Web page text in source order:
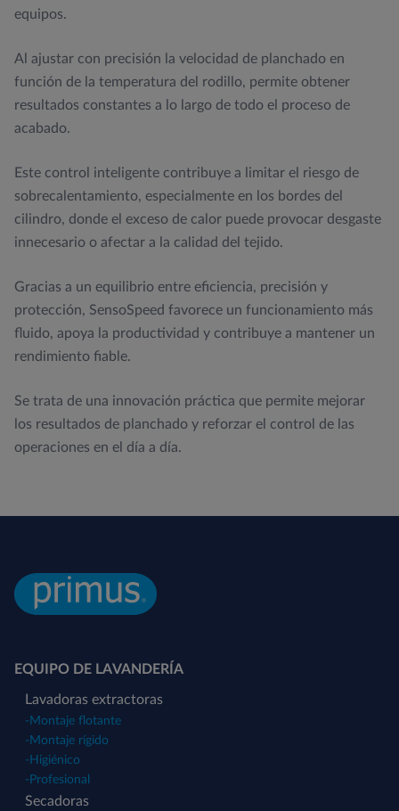
equipos.
Al ajustar con precisión la velocidad de planchado en
función de la temperatura del rodillo, permite obtener
resultados constantes a lo largo de todo el proceso de
acabado.
Este control inteligente contribuye a limitar el riesgo de
sobrecalentamiento, especialmente en los bordes del
cilindro, donde el exceso de calor puede provocar desgaste
innecesario o afectar a la calidad del tejido.
Gracias a un equilibrio entre eficiencia, precisión y
protección, SensoSpeed favorece un funcionamiento más
fluido, apoya la productividad y contribuye a mantener un
rendimiento fiable.
Se trata de una innovación práctica que permite mejorar
los resultados de planchado y reforzar el control de las
operaciones en el día a día.
EQUIPO DE LAVANDERÍA
Lavadoras extractoras
- Montaje flotante
- Montaje rígido
- Higiénico
- Profesional
Secadoras